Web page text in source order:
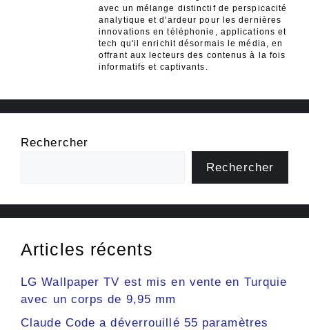
avec un mélange distinctif de perspicacité
analytique et d'ardeur pour les dernières
innovations en téléphonie, applications et
tech qu'il enrichit désormais le média, en
offrant aux lecteurs des contenus à la fois
informatifs et captivants.
Rechercher
Rechercher
Articles récents
LG Wallpaper TV est mis en vente en Turquie
avec un corps de 9,95 mm
Claude Code a déverrouillé 55 paramètres